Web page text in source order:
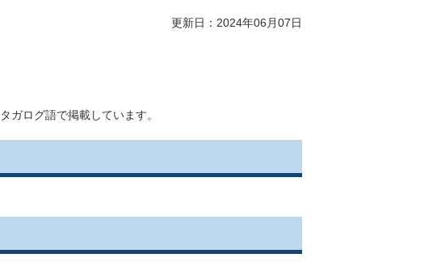
更新日：2024年06月07日
ガログ語で掲載しています。